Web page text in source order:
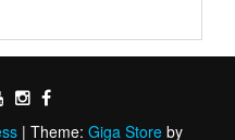
| Theme: Giga Store by